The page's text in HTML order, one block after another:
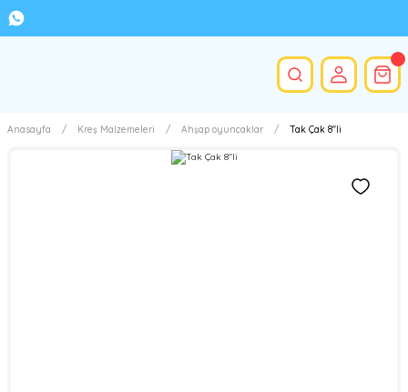
Anasayfa Kreş Malzemeleri Ahşap oyuncaklar Tak Çak 8''li